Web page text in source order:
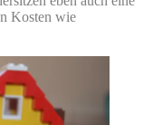
Kosten wie